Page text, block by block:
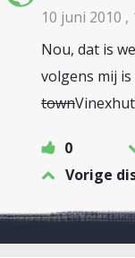
10 juni 2010 ,
Nou, dat is
volgens mij
town
0
Vorige